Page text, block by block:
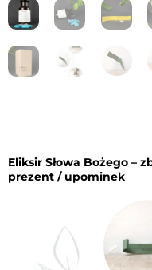
Eliksir Słowa Bożego –
prezent / upominek